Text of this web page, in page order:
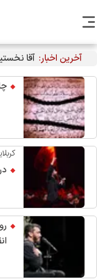
آخرین اخبار: آقا
چله
در